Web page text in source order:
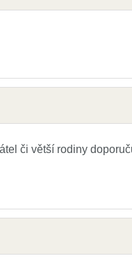
či větší rodiny